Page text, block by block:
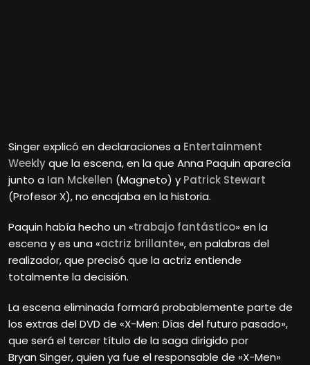
Singer explicó en declaraciones a Entertainment
Weeklyque la escena, en la que Anna Paquin aparecía
junto a Ian Mckellen (Magneto) y Patrick Stewart
(Profesor X), no encajaba en la historia.
Paquin había hecho un «trabajo fantástico» en la
escena y es una «actriz brillante«, en palabras del
realizador, que precisó que la actriz entiende
totalmente la decisión.
La escena eliminada formará probablemente parte de
los extras del DVD de «X-Men: Días del futuro pasado»,
que será el tercer título de la saga dirigido por
Bryan Singer, quien ya fue el responsable de «X-Men»